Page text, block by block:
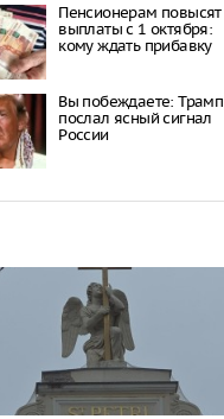
Пенсионерам повысят
выплаты с 1 октября:
кому ждать прибавку
Вы побеждаете: Трамп
послал ясный сигнал
России